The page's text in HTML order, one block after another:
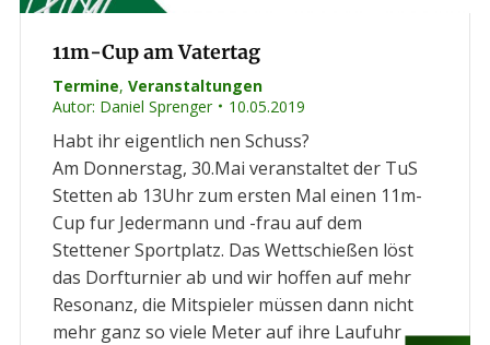
11m-Cup am Vatertag
Termine, Veranstaltungen
Autor: Daniel Sprenger 10.05.2019
Habt ihr eigentlich nen Schuss?
Am Donnerstag, 30.Mai veranstaltet der TuS
Stetten ab 13Uhr zum ersten Mal einen 11m-
Cup fur Jedermann und -frau auf dem
Stettener Sportplatz. Das Wettschießen löst
das Dorfturnier ab und wir hoffen auf mehr
Resonanz, die Mitspieler müssen dann nicht
mehr ganz so viele Meter auf ihre Laufuhr